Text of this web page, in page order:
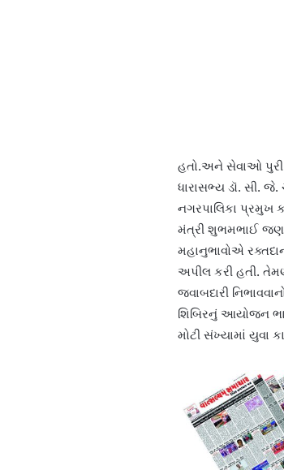
હતો.અને સેવાઓ પુરી
ધારાસભ્ય ડૉ. સી.
નગરપાલિકા પ્રમુખ
મંત્રી શુભમભાઈ
મહાનુભાવોએ
અપીલ કરી હતી.
જવાબદારી
શિબિરનું આયોજન
મોટી સંખ્યામાં યુવા